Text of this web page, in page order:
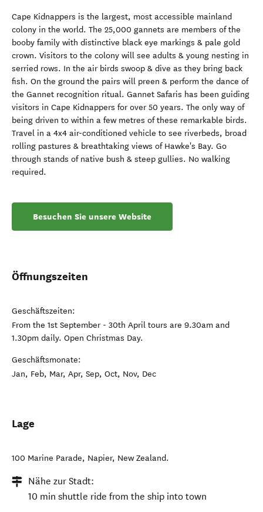
Cape Kidnappers is the largest, most accessible mainland
colony in the world. The 25,000 gannets are members of the
booby family with distinctive black eye markings & pale gold
crown. Visitors to the colony will see adults & young nesting in
serried rows. In the air birds swoop & dive as they bring back
fish. On the ground the pairs will preen & perform the dance of
the Gannet recognition ritual. Gannet Safaris has been guiding
visitors in Cape Kidnappers for over 50 years. The only way of
being driven to within a few metres of these remarkable birds.
Travel in a 4x4 air-conditioned vehicle to see riverbeds, broad
rolling pastures & breathtaking views of Hawke's Bay. Go
through stands of native bush & steep gullies. No walking
required.
Besuchen Sie unsere Website
Öffnungszeiten
Geschäftszeiten:
From the 1st September - 30th April tours are 9.30am and
1.30pm daily. Open Christmas Day.
Geschäftsmonate:
Jan, Feb, Mar, Apr, Sep, Oct, Nov, Dec
Lage
100 Marine Parade, Napier, New Zealand.
Nähe zur Stadt:
10 min shuttle ride from the ship into town